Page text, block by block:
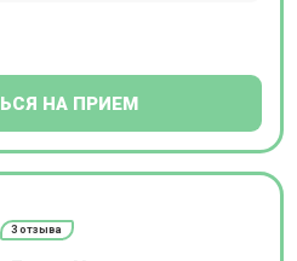
НА ПРИЕМ
3 отзыва